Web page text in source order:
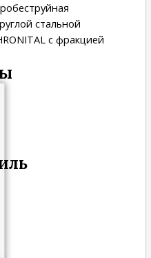
стальной
с фракцией